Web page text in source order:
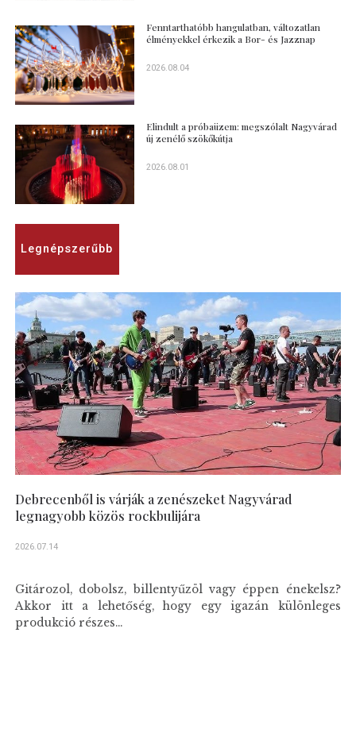
Fenntarthatóbb hangulatban, változatlan
élményekkel érkezik a Bor- és Jazznap
2026.08.04
Elindult a próbaüzem: megszólalt Nagyvárad
új zenélő szökőkútja
2026.08.01
Legnépszerűbb
Debrecenből is várják a zenészeket Nagyvárad
legnagyobb közös rockbulijára
2026.07.14
Gitározol, dobolsz, billentyűzöl vagy éppen énekelsz?
Akkor itt a lehetőség, hogy egy igazán különleges
produkció részes...